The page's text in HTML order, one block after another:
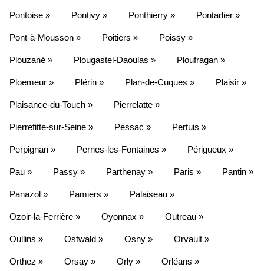
Pontoise » Pontivy » Ponthierry » Pontarlier »
Pont-à-Mousson » Poitiers » Poissy »
Plouzané » Plougastel-Daoulas » Ploufragan »
Ploemeur » Plérin » Plan-de-Cuques » Plaisir »
Plaisance-du-Touch » Pierrelatte »
Pierrefitte-sur-Seine » Pessac » Pertuis »
Perpignan » Pernes-les-Fontaines » Périgueux »
Pau » Passy » Parthenay » Paris » Pantin »
Panazol » Pamiers » Palaiseau »
Ozoir-la-Ferrière » Oyonnax » Outreau »
Oullins » Ostwald » Osny » Orvault »
Orthez » Orsay » Orly » Orléans »